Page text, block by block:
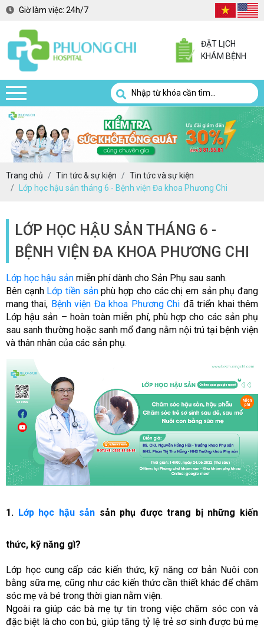
Giờ làm việc: 24h/7
ĐẶT LỊCH
KHÁM BỆNH
Trang chủ Tin tức & sự kiện
Tin tức và sự kiện
Lớp học hậu sản tháng 6 - Bệnh viện Đa khoa Phương Chi
LỚP HỌC HẬU SẢN THÁNG 6 -
BỆNH VIỆN ĐA KHOA PHƯƠNG CHI
Lớp học hậu sản miễn phí dành cho Sản Phụ sau sanh.
Bên cạnh Lớp tiền sảnphù hợp cho các chị em sản phụ đang
mang thai, Bệnh viện Đa khoa Phương Chi đã triển khai thêm
Lớp hậu sản – hoàn toàn miễn phí, phù hợp cho các sản phụ
sau sanh thường hoặc sanh mổ đang nằm nội trú tại bệnh viện
và thân nhân của các sản phụ.
1. Lớp học hậu sản sản phụ được trang bị những kiến
thức, kỹ năng gì?
Lớp học cung cấp các kiến thức, kỹ năng cơ bản Nuôi con
bằng sữa mẹ, cũng như các kiến thức cần thiết khác để chăm
sóc mẹ và bé trong thời gian nằm viện.
Ngoài ra giúp các bà mẹ tự tin trong việc chăm sóc con và
đặc biệt là cho con bú, giúp tăng tỷ lệ trẻ sơ sinh được bú mẹ